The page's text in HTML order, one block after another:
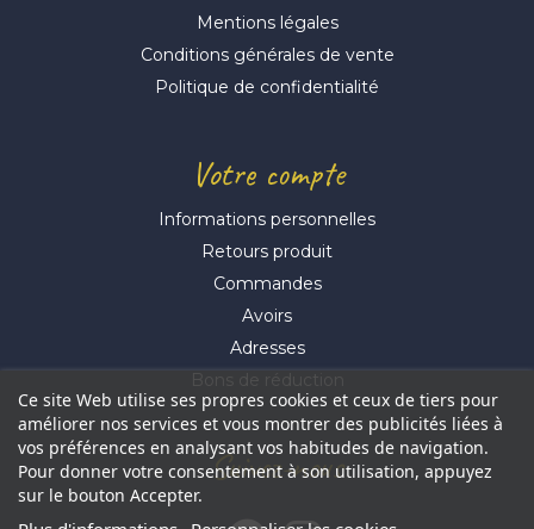
Votre compte
Informations personnelles
Retours produit
Commandes
Avoirs
Adresses
Mentions légales
Conditions générales de vente
Politique de confidentialité
Suivez-nous
Ce site Web utilise ses propres cookies et ceux de tiers pour
améliorer nos services et vous montrer des publicités liées à
vos préférences en analysant vos habitudes de navigation.
Pour donner votre consentement à son utilisation, appuyez
sur le bouton Accepter.